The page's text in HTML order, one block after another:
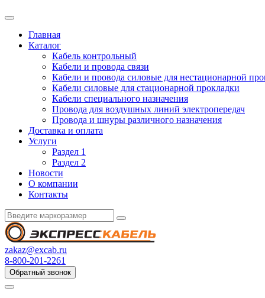
Главная
Каталог
Кабель контрольный
Кабели и провода связи
Кабели и провода силовые для нестационарной
Кабели силовые для стационарной прокладки
Кабели специального назначения
Провода для воздушных линий электропередач
Провода и шнуры различного назначения
Доставка и оплата
Услуги
Раздел 1
Раздел 2
Новости
О компании
Контакты
zakaz@excab.ru
8-800-201-2261
Обратный звонок